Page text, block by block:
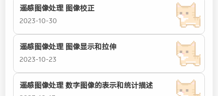
遥感图像处理 图像校正
2023-10-30
遥感图像处理 图像显示和拉伸
2023-10-23
遥感图像处理 数字图像的表示和统计描述